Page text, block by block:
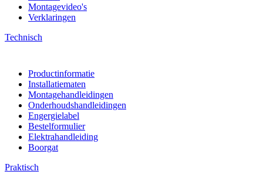
Montagevideo's
Verklaringen
Technisch
Productinformatie
Installatiematen
Montagehandleidingen
Onderhoudshandleidingen
Engergielabel
Bestelformulier
Elektrahandleiding
Boorgat
Praktisch